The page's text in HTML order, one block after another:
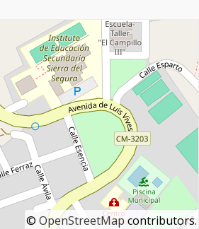
© OpenStreetMapcontributors.